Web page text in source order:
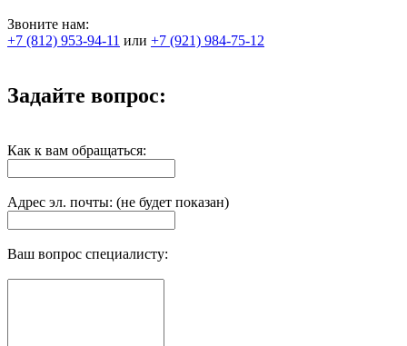
Звоните нам:
+7 (812) 953-94-11 или +7 (921) 984-75-12
Задайте вопрос:
Как к вам обращаться:
Адрес эл. почты: (не будет показан)
Ваш вопрос специалисту: